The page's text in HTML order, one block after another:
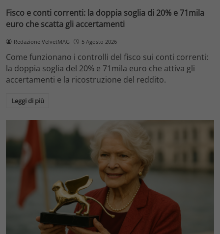
Fisco e conti correnti: la doppia soglia di 20% e 71mila
euro che scatta gli accertamenti
Redazione VelvetMAG 5 Agosto 2026
Come funzionano i controlli del fisco sui conti correnti:
la doppia soglia del 20% e 71mila euro che attiva gli
accertamenti e la ricostruzione del reddito.
Leggi di più